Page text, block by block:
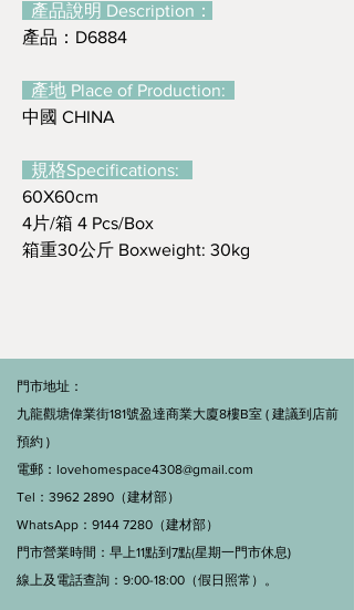
產品說明 Description：
產品：D6884
產地 Place of Production:
中國 CHINA
規格Specifications:
60X60cm
4片/箱 4 Pcs/Box
箱重30公斤 Boxweight: 30kg
門市地址：
九龍觀塘偉業街181號盈達商業大廈8樓B室 ( 建議到店前
預約 )
電郵： lovehomespace4308@gmail.com
Tel：3962 2890（建材部）
WhatsApp：9144 7280（建材部）
門市營業時間：早上11點到7點(星期一門市休息)
線上及電話查詢：9:00-18:00（假日照常）。